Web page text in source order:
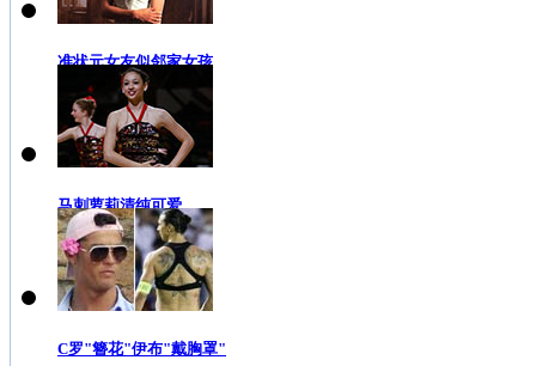
准状元女友似邻家女孩
马刺萝莉清纯可爱
C罗"簪花"伊布"戴胸罩"